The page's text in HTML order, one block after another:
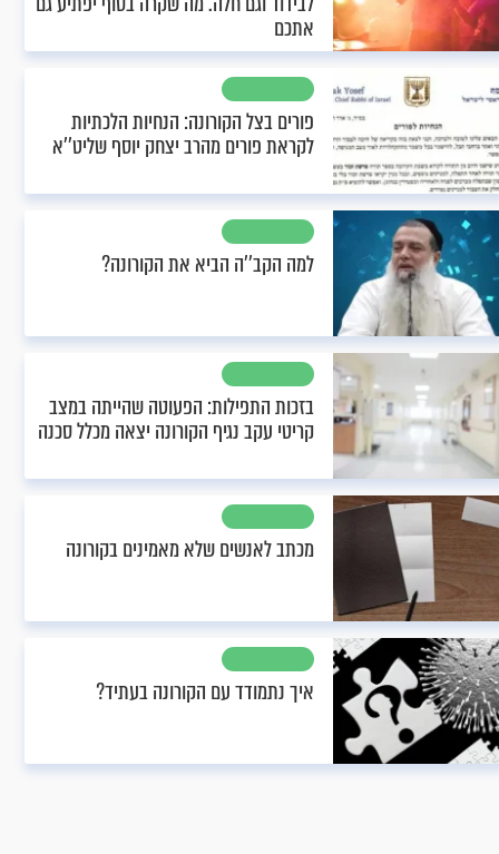
אתכם
פורים בצל הקורונה: הנחיות הלכתיות
לקראת פורים מהרב יצחק יוסף שליט’’א
למה הקב’’ה הביא את הקורונה?
בזכות התפילות: הפעוטה שהייתה במצב
קריטי עקב נגיף הקורונה יצאה מכלל סכנה
מכתב לאנשים שלא מאמינים בקורונה
איך נתמודד עם הקורונה בעתיד?